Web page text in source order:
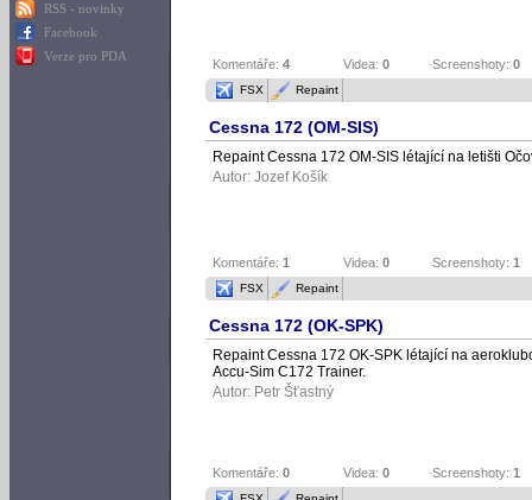
RSS - novinky
Facebook
Verze pro PDA
Komentáře: 4 Videa: 0 Screenshoty: 0
FSX Repaint
Cessna 172 (OM-SIS)
Repaint Cessna 172 OM-SIS létající na letišti
Autor: Jozef Košík
Komentáře: 1 Videa: 0 Screenshoty: 1
FSX Repaint
Cessna 172 (OK-SPK)
Repaint Cessna 172 OK-SPK létající na
Accu-Sim C172 Trainer.
Autor: Petr Šťastný
Komentáře: 0 Videa: 0 Screenshoty: 1